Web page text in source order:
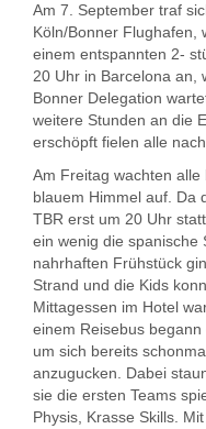
Am 7. September traf
Köln/Bonner Flughafen,
einem entspannten 2-
20 Uhr in Barcelona an,
Bonner Delegation
weitere Stunden an die
erschöpft fielen alle
Am Freitag wachten
blauem Himmel auf. Da
TBR erst um 20 Uhr
ein wenig die spanische
nahrhaften Frühstück
Strand und die Kids
Mittagessen im Hotel
einem Reisebus
um sich bereits
anzugucken. Dabei
sie die ersten Teams
Physis, Krasse Skills.